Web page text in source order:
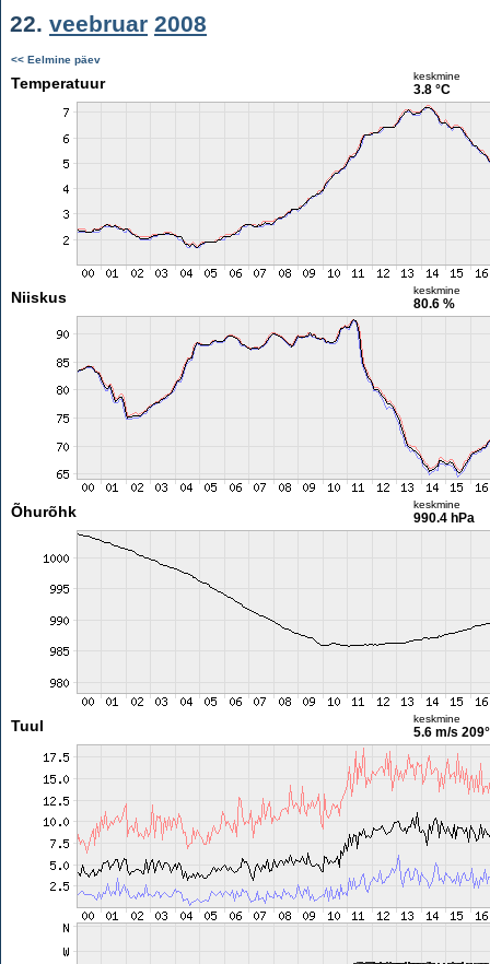
22. veebruar 2008
<< Eelmine päev
Temperatuur keskmine
3.8 °C
Niiskus keskmine
80.6 %
Õhurõhk keskmine
990.4 hPa
Tuul keskmine
5.6 m/s 209°